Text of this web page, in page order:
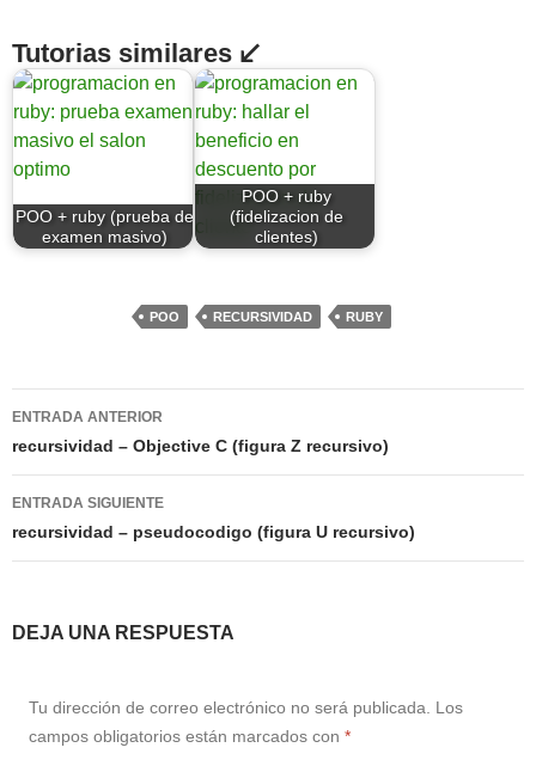
Tutorias similares ↙
POO + ruby (prueba de
examen masivo)
POO + ruby
(fidelizacion de
clientes)
POO RECURSIVIDAD RUBY
Navegación
de
entradas
ENTRADA ANTERIOR
recursividad – Objective C (figura Z recursivo)
ENTRADA SIGUIENTE
recursividad – pseudocodigo (figura U recursivo)
DEJA UNA RESPUESTA
Tu dirección de correo electrónico no será publicada. Los
campos obligatorios están marcados con *